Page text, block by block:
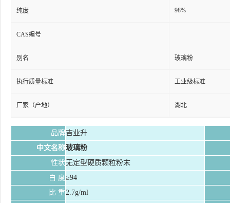
纯度 98%
CAS编号
别名 玻璃粉
执行质量标准 工业级标准
厂家（产地） 湖北
品牌吉业升
中文名称玻璃粉
性状无定型硬质颗粒粉末
白 度≥94
比 重2.7g/ml